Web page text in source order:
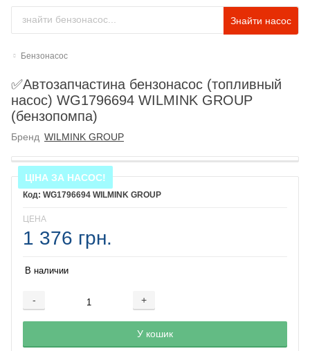
Знайти насос
Бензонасос
✅Автозапчастина бензонасос (топливный
насос) WG1796694 WILMINK GROUP
(бензопомпа)
Бренд WILMINK GROUP
ЦІНА ЗА НАСОС!
WG1796694 WILMINK GROUP
ЦЕНА
1 376 грн.
В наличии
- +
Добавляется...
У кошик
Добавлен